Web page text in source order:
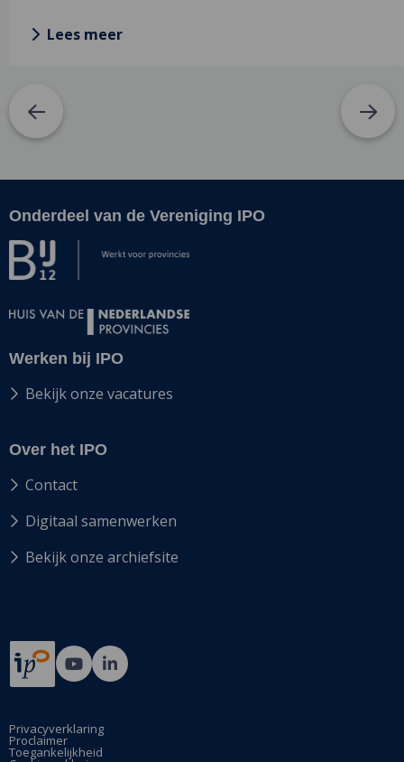
Lees meer
Site
footer
Onderdeel van de Vereniging IPO
Werken bij IPO
Bekijk onze vacatures
Over het IPO
Contact
Digitaal samenwerken
Bekijk onze archiefsite
Ga
naar
YouTube
pagina
Ga
naar
pagina
Privacyverklaring
Proclaimer
Toegankelijkheid